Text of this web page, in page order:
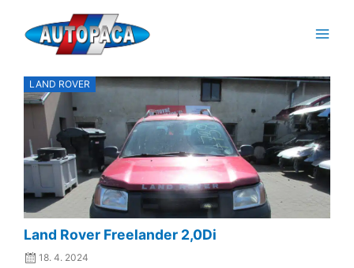
obsah
LAND ROVER
Land Rover Freelander 2,0Di
Posted
on
18. 4. 2024